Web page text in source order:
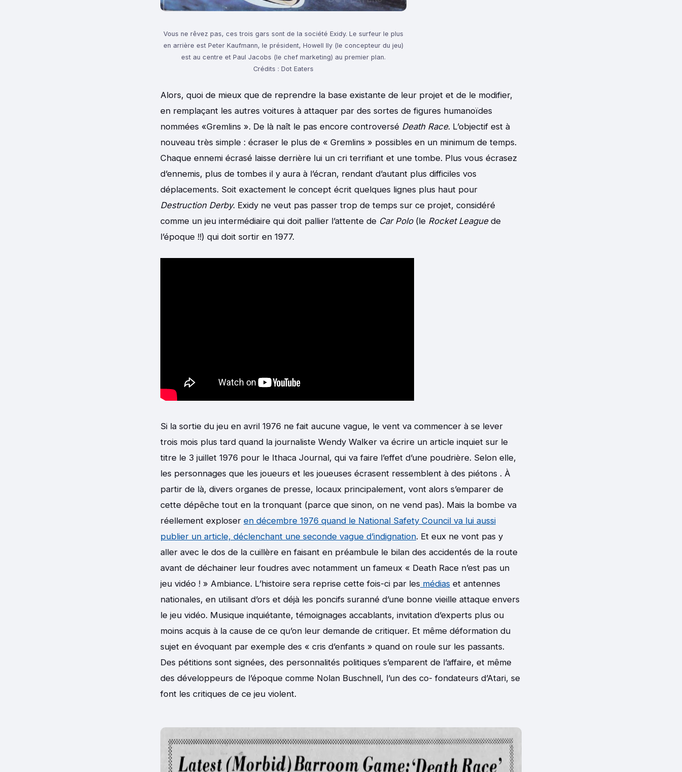
Vous ne rêvez pas, ces trois gars sont de la société Exidy. Le surfeur le plus
en arrière est Peter Kaufmann, le président, Howell Ily (le concepteur du jeu)
est au centre et Paul Jacobs (le chef marketing) au premier plan.
Crédits : Dot Eaters
Alors, quoi de mieux que de reprendre la base existante de leur projet et de le modifier,
en remplaçant les autres voitures à attaquer par des sortes de figures humanoïdes
nommées «Gremlins ». De là naît le pas encore controversé Death Race. L’objectif est à
nouveau très simple : écraser le plus de « Gremlins » possibles en un minimum de temps.
Chaque ennemi écrasé laisse derrière lui un cri terrifiant et une tombe. Plus vous écrasez
d’ennemis, plus de tombes il y aura à l’écran, rendant d’autant plus difficiles vos
déplacements. Soit exactement le concept écrit quelques lignes plus haut pour
Destruction Derby. Exidy ne veut pas passer trop de temps sur ce projet, considéré
comme un jeu intermédiaire qui doit pallier l’attente de Car Polo(le Rocket Leaguede
l’époque !!) qui doit sortir en 1977.
Si la sortie du jeu en avril 1976 ne fait aucune vague, le vent va commencer à se lever
trois mois plus tard quand la journaliste Wendy Walker va écrire un article inquiet sur le
titre le 3 juillet 1976 pour le Ithaca Journal, qui va faire l’effet d’une poudrière. Selon elle,
les personnages que les joueurs et les joueuses écrasent ressemblent à des piétons . À
partir de là, divers organes de presse, locaux principalement, vont alors s’emparer de
cette dépêche tout en la tronquant (parce que sinon, on ne vend pas). Mais la bombe va
réellement exploser en décembre 1976 quand le National Safety Council va lui aussi
publier un article, déclenchant une seconde vague d’indignation. Et eux ne vont pas y
aller avec le dos de la cuillère en faisant en préambule le bilan des accidentés de la route
avant de déchainer leur foudres avec notamment un fameux « Death Race n’est pas un
jeu vidéo ! » Ambiance. L’histoire sera reprise cette fois-ci par les médias et antennes
nationales, en utilisant d’ors et déjà les poncifs suranné d’une bonne vieille attaque envers
le jeu vidéo. Musique inquiétante, témoignages accablants, invitation d’experts plus ou
moins acquis à la cause de ce qu’on leur demande de critiquer. Et même déformation du
sujet en évoquant par exemple des « cris d’enfants » quand on roule sur les passants.
Des pétitions sont signées, des personnalités politiques s’emparent de l’affaire, et même
des développeurs de l’époque comme Nolan Buschnell, l’un des co- fondateurs d’Atari, se
font les critiques de ce jeu violent.